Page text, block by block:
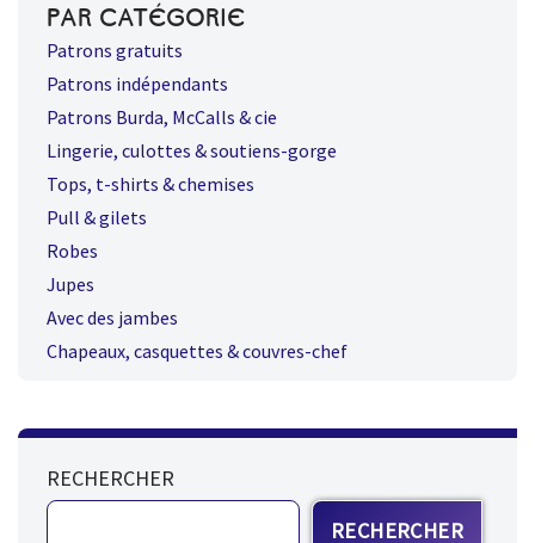
PAR CATÉGORIE
Patrons gratuits
Patrons indépendants
Patrons Burda, McCalls & cie
Lingerie, culottes & soutiens-gorge
Tops, t-shirts & chemises
Pull & gilets
Robes
Jupes
Avec des jambes
Chapeaux, casquettes & couvres-chef
RECHERCHER
RECHERCHER